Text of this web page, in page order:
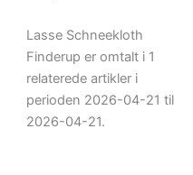
Lasse Schneekloth
Finderup er omtalt i 1
relaterede artikler i
perioden 2026-04-21 til
2026-04-21.